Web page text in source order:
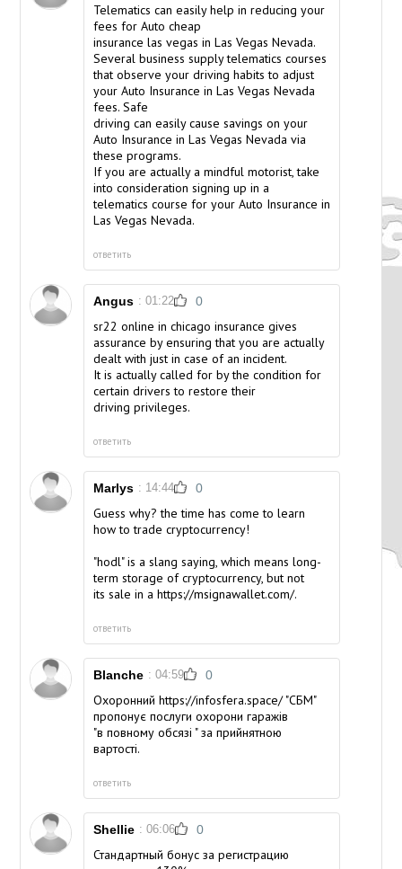
Telematics can easily help in reducing your
fees for Autocheap
insurance las vegas in Las Vegas Nevada.
Several business supply telematics courses
that observe your driving habits to adjust
your Auto Insurance in Las Vegas Nevada
fees. Safe
driving can easily cause savings on your
Auto Insurance in Las Vegas Nevada via
these programs.
If you are actually a mindful motorist, take
into consideration signing up in a
telematics course for your Auto Insurance in
Las Vegas Nevada.
ответить
Angus : 01:22 0
sr22 online in chicago insurance gives
assurance by ensuring that you are actually
dealt with just in case of an incident.
It is actually called for by the condition for
certain drivers to restore their
driving privileges.
ответить
Marlys : 14:44 0
Guess why? the time has come to learn
how to trade cryptocurrency!
"hodl" is a slang saying, which means long-
term storage of cryptocurrency, but not
its sale in ahttps://msignawallet.com/.
ответить
Blanche : 04:59 0
Охороннийhttps://infosfera.space/"СБМ"
пропонує послуги охорони гаражів
"в повному обсязі " за прийнятною
вартості.
ответить
Shellie : 06:06 0
Стандартный бонус за регистрацию